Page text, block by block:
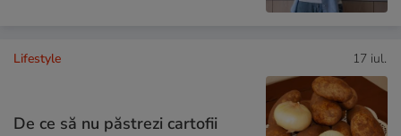
Lifestyle 17 iul.
De ce să nu păstrezi cartofii